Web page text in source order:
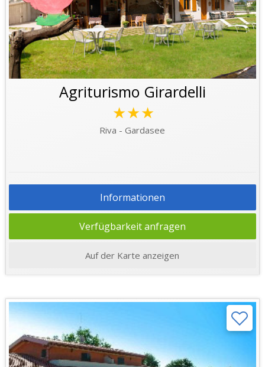
Agriturismo Girardelli
★★★
Riva - Gardasee
Informationen
Verfügbarkeit anfragen
Auf der Karte anzeigen